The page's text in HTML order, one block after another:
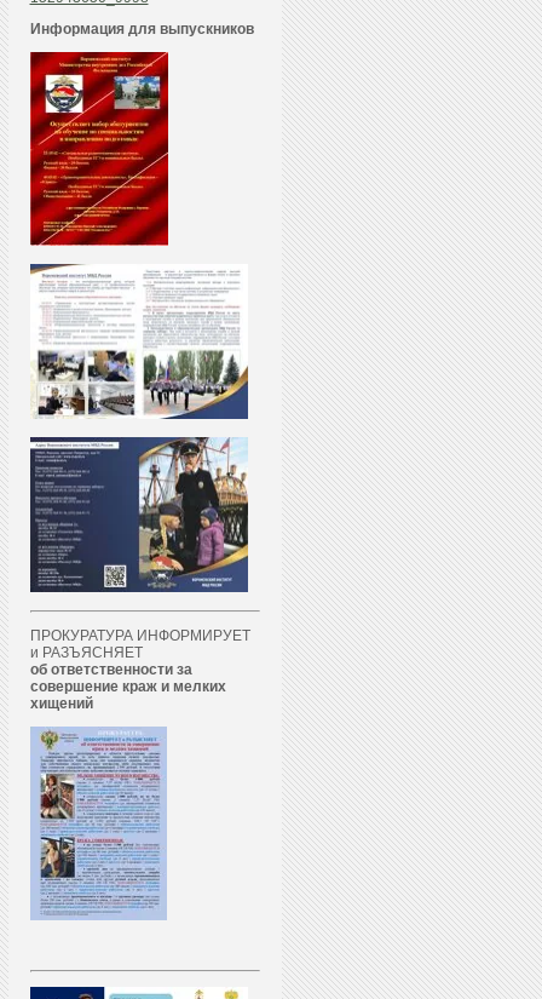
Информация для выпускников
ПРОКУРАТУРА ИНФОРМИРУЕТ
и РАЗЪЯСНЯЕТ
об ответственности за
совершение краж и мелких
хищений